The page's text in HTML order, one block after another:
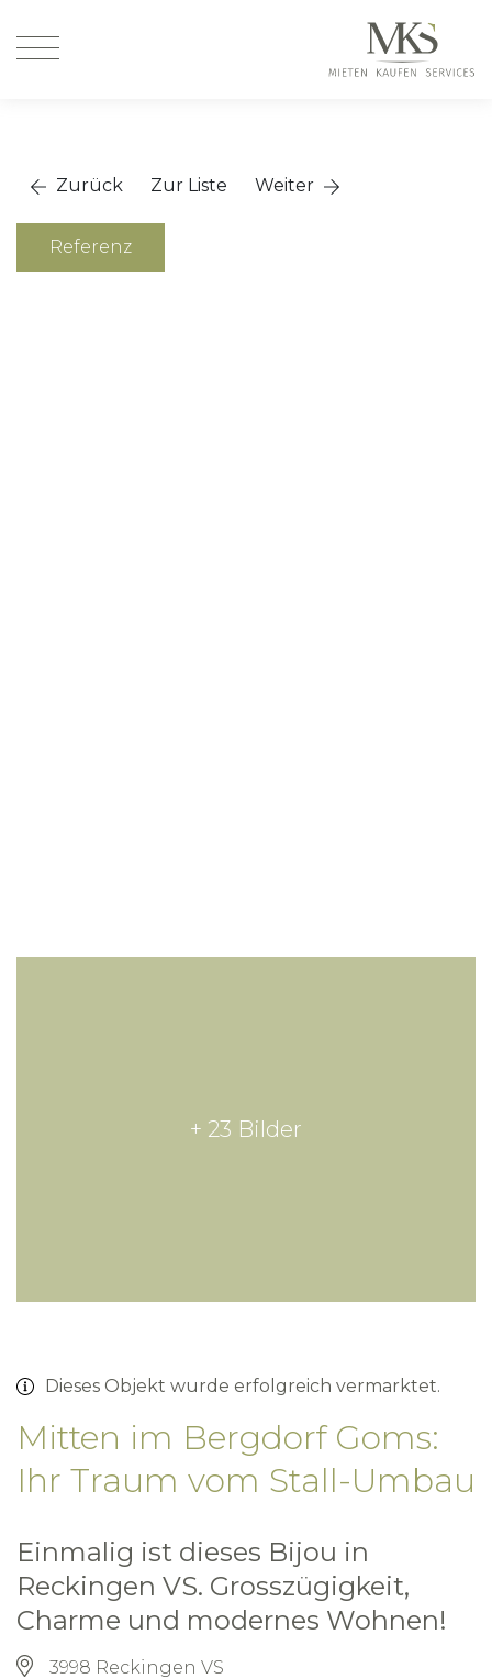
Zurück Zur Liste Weiter
+ 23 Bilder
Referenz
Dieses Objekt wurde erfolgreich vermarktet.
Mitten im Bergdorf Goms:
Ihr Traum vom Stall-Umbau
Einmalig ist dieses Bijou in
Reckingen VS. Grosszügigkeit,
Charme und modernes Wohnen!
3998 Reckingen VS